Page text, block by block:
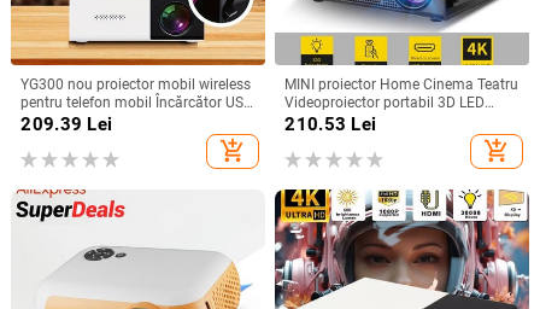
YG300 nou proiector mobil wireless
pentru telefon mobil Încărcător USB
putere acasă dormitor portabil
home theater, utilizare în aer liber, în
interior
209.39 Lei
add_shopping_cart
MINI proiector Home Cinema Teatru
Videoproiector portabil 3D LED
Videoproiector pentru jocuri Laser
Beamer 4K 1080P Via HD Port
Smart TV BOX
210.53 Lei
add_shopping_cart